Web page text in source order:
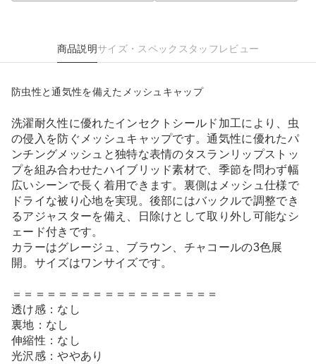
商品説明サイズ・スペック スタッフレビュー
防虫性と通気性を備えたメッシュキャップ
洗濯耐久性に優れたインセクトシールド加工により、虫
の侵入を防ぐメッシュキャップです。通気性に優れたパ
ンチングメッシュと独特な表情のタスランリップストッ
プを組み合わせたハイブリッド素材で、季節を問わず幅
広いシーンで長く着用できます。裏側はメッシュ仕様で
ドライな被り心地を実現。後部にはバックルで調整でき
るアジャスターを備え、日除けとして取り外し可能なシ
ェード付きです。
カラーはグレージュ、ブラウン、チャコールの3色展
開。サイズはワンサイズです。
＝＝＝＝＝＝＝＝＝＝＝＝＝＝＝＝＝＝
透け感：なし
裏地：なし
伸縮性：なし
光沢感：ややあり